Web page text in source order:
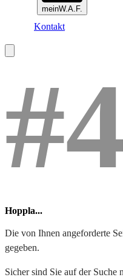
meinW.A.F.
Kontakt
Hoppla...
Die von Ihnen angeforderte
gegeben.
Sicher sind Sie auf der Suche